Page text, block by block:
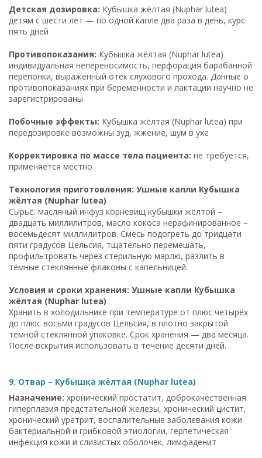
Детская дозировка: Кубышка жёлтая (Nuphar lutea)
детям с шести лет — по одной капле два раза в день, курс
пять дней
Противопоказания: Кубышка жёлтая (Nuphar lutea)
индивидуальная непереносимость, перфорация барабанной
перепонки, выраженный отёк слухового прохода. Данные о
противопоказаниях при беременности и лактации научно не
зарегистрированы
Побочные эффекты: Кубышка жёлтая (Nuphar lutea) при
передозировке возможны зуд, жжение, шум в ухе
Корректировка по массе тела пациента: не требуется,
применяется местно
Технология приготовления: Ушные капли Кубышка
жёлтая (Nuphar lutea)
Сырьё: масляный инфуз корневищ кубышки жёлтой –
двадцать миллилитров, масло кокоса нерафинированное –
восемьдесят миллилитров. Смесь подогреть до тридцати
пяти градусов Цельсия, тщательно перемешать,
профильтровать через стерильную марлю, разлить в
тёмные стеклянные флаконы с капельницей.
Условия и сроки хранения: Ушные капли Кубышка
жёлтая (Nuphar lutea)
Хранить в холодильнике при температуре от плюс четырёх
до плюс восьми градусов Цельсия, в плотно закрытой
тёмной стеклянной упаковке. Срок хранения — два месяца.
После вскрытия использовать в течение десяти дней.
9. Отвар – Кубышка жёлтая (Nuphar lutea)
Назначение: хронический простатит, доброкачественная
гиперплазия предстательной железы, хронический цистит,
хронический уретрит, воспалительные заболевания кожи
бактериальной и грибковой этиологии, герпетическая
инфекция кожи и слизистых оболочек, лимфаденит